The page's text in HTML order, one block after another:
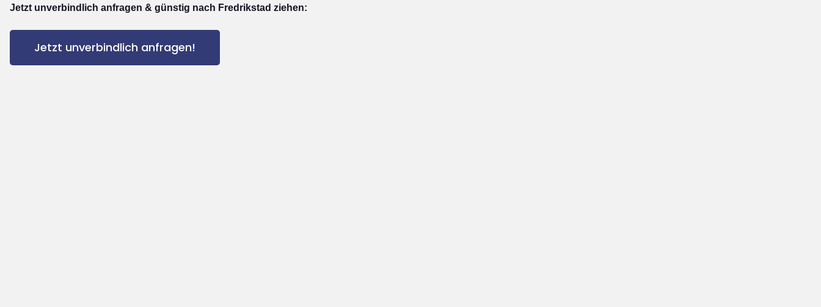
Jetzt unverbindlich anfragen & günstig nach Fredrikstad ziehen:
Jetzt unverbindlich anfragen!